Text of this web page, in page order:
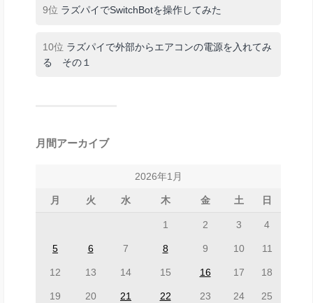
9位 ラズパイでSwitchBotを操作してみた
10位 ラズパイで外部からエアコンの電源を入れてみ
る その１
月間アーカイブ
2026年1月
月 火 水 木 金 土 日
1 2 3 4
5 6 7 8 9 10 11
12 13 14 15 16 17 18
19 20 21 22 23 24 25